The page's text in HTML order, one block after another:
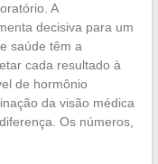
A
decisiva para um
saúde têm a
cada resultado à
de hormônio
da visão médica
Os números,